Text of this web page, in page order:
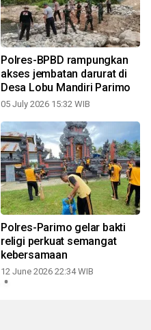
Polres-BPBD rampungkan
akses jembatan darurat di
Desa Lobu Mandiri Parimo
05 July 2026 15:32 WIB
Polres-Parimo gelar bakti
religi perkuat semangat
kebersamaan
12 June 2026 22:34 WIB